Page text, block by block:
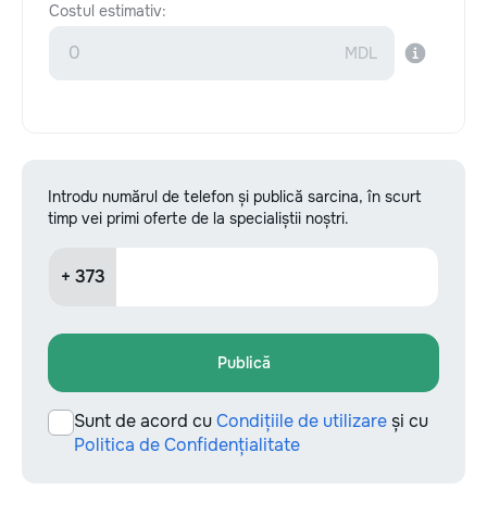
Costul estimativ:
Introdu numărul de telefon și publică sarcina, în scurt
timp vei primi oferte de la specialiștii noștri.
+ 373
Publică
Sunt de acord cuCondițiile de utilizareși cu
Politica de Confidențialitate